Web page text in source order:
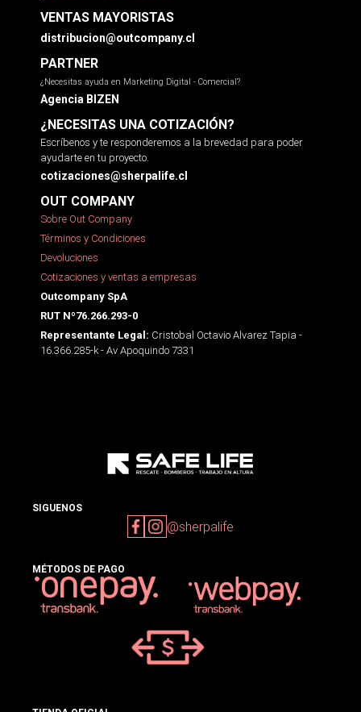
VENTAS MAYORISTAS
distribucion@outcompany.cl
PARTNER
¿Necesitas ayuda en Marketing Digital - Comercial?
Agencia BIZEN
¿NECESITAS UNA COTIZACIÓN?
Escríbenos y te responderemos a la brevedad para poder
ayudarte en tu proyecto.
cotizaciones@sherpalife.cl
OUT COMPANY
Sobre Out Company
Términos y Condiciones
Devoluciones
Cotizaciones y ventas a empresas
Outcompany SpA
RUT Nº76.266.293-0
Representante Legal: Cristobal Octavio Alvarez Tapia -
16.366.285-k - Av Apoquindo 7331
SIGUENOS
@sherpalife
MÉTODOS DE PAGO